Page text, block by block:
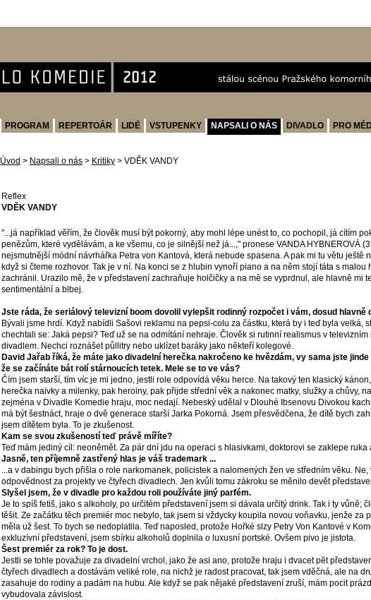
PROGRAM REPERTOÁR LIDÉ VSTUPENKY NAPSALI O NÁS DIVADLO PRO
Úvod > Napsali o nás > Kritiky > VDĚK VANDY
Reflex
VDĚK VANDY
"...já například věřím, že člověk musí být pokorný, aby mohl lépe unést to, co pochopil, já cítím
penězům, které vydělávám, a ke všemu, co je silnější než já...," pronese VANDA HYBNEROVÁ
nejsmutnější módní návrhářka Petra von Kantová, která nebude spasena. A pak mi tu větu ještě
když si čteme rozhovor. Tak je v ní. Na konci se z hlubin vynoří piano a na něm stojí táta s malou
zachránil. Urazilo mě, že v představení zachraňuje holčičky a na mě se vyprdnul, ale hlavně mi
sentimentální a blbej.
Jste ráda, že seriálový televizní boom dovolil vylepšit rodinný rozpočet i vám, dosud hlavně
Bývali jsme hrdí. Když nabídli Sašovi reklamu na pepsi-colu za částku, která by i teď byla velká,
chechtali se: Jaká pepsi? Teď už se na odmítání nehraje. Člověk si rutinní realismus v
divadlem. Nechci roznášet půllitry nebo uklízet baráky jako někteří kolegové.
David Jařab říká, že máte jako divadelní herečka nakročeno ke hvězdám, vy sama jste
že se začínáte bát rolí stárnoucích tetek. Mele se to ve vás?
Čím jsem starší, tím víc je mi jedno, jestli role odpovídá věku herce. Na takový ten klasický
herečka naivky a milenky, pak heroiny, pak přijde střední věk a nakonec matky, služky a chůvy,
zejména v Divadle Komedie hraju, moc nedají. Nebeský udělal v Dlouhé Ibsenovu Divokou
má být šestnáct, hraje o dvě generace starší Jarka Pokorná. Jsem přesvědčena, že dítě bych
jsem dítětem byla. To je zkušenost.
Kam se svou zkušeností teď právě míříte?
Teď mám jediný cíl: neoněmět. Za pár dní jdu na operaci s hlasivkami, doktorovi se zaklepe ruka
Jasně, ten příjemně zastřený hlas je váš trademark ...
...a v dabingu bych přišla o role narkomanek, policistek a nalomených žen ve středním věku. Ne,
odpovědnost za projekty ve čtyřech divadlech. Jen kvůli tomu zákroku se měnilo devět
Slyšel jsem, že v divadle pro každou roli používáte jiný parfém.
Je to spíš fetiš, jako s alkoholy, po určitém představení jsem si dávala určitý drink. Tak i ty vůně;
těšit. Ze začátku těch premiér moc nebylo, tak jsem si vždycky koupila novou voňavku, jenže za
měla už šest. To bych se nedoplatila. Teď naposled, protože Hořké slzy Petry Von Kantové v
exkluzívní představení, jsem sbírku alkoholů doplnila o luxusní portské. Ovšem pivo je jistota.
Šest premiér za rok? To je dost.
Jestli se tohle považuje za divadelní vrchol, jako že asi ano, protože hraju i dvacet pět
čtyřech divadlech a dostávám veliké role, na nichž je radost pracovat, tak jsem vděčná, ale na
zasahuje do rodiny a padám na hubu. Ale když se pak nějaké představení zruší, mám pocit
vybudovala závislost.